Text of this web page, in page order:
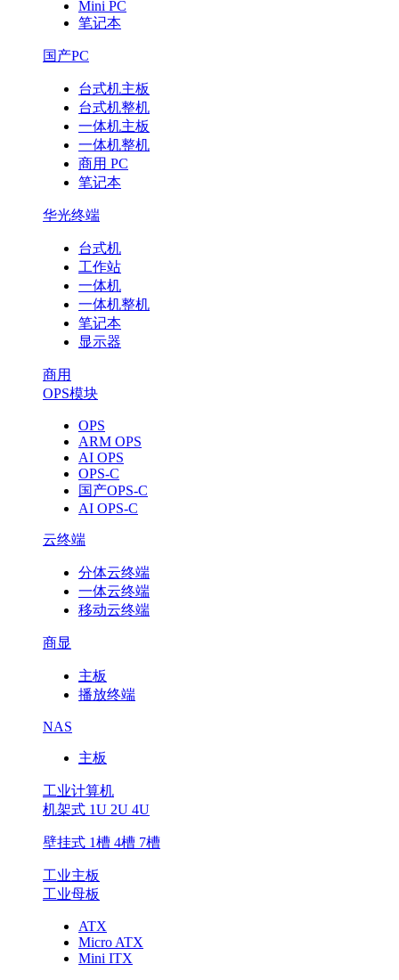
Mini PC
笔记本
国产PC
台式机主板
台式机整机
一体机主板
一体机整机
商用 PC
笔记本
华光终端
台式机
工作站
一体机
一体机整机
笔记本
显示器
商用
OPS模块
OPS
ARM OPS
AI OPS
OPS-C
国产OPS-C
AI OPS-C
云终端
分体云终端
一体云终端
移动云终端
商显
主板
播放终端
NAS
主板
工业计算机
机架式 1U 2U 4U
壁挂式 1槽 4槽 7槽
工业主板
工业母板
ATX
Micro ATX
Mini ITX